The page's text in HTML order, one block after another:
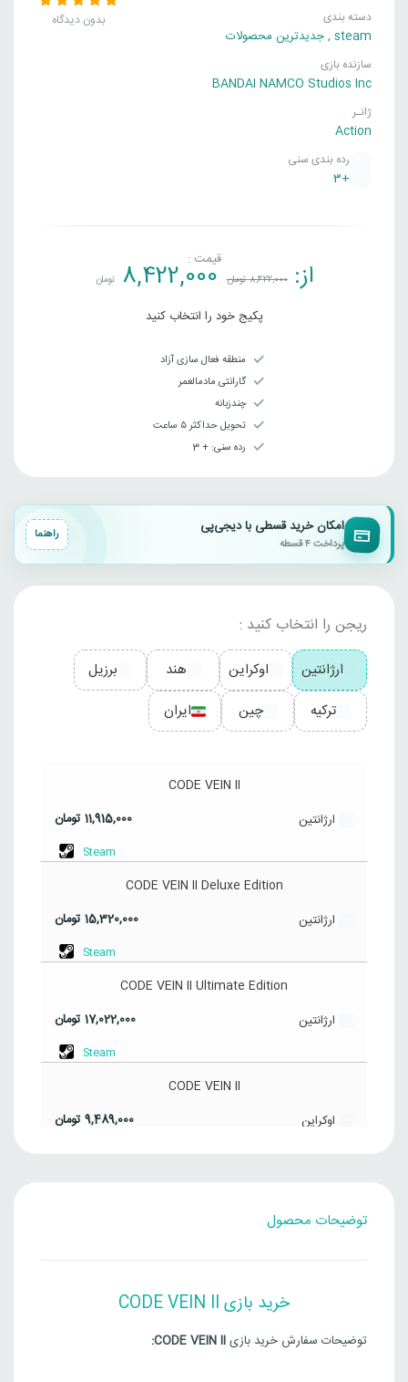
دسته بندی
steam
,جدیدترین محصولات
سازنده بازی
BANDAI NAMCO Studios Inc
ژانـر
Action
رده بندی سنی
+3
بدون دیدگاه
قیمت : از:8,422,000تومان 8,422,000 تومان
پکیج خود را انتخاب کنید
منطقه فعال سازی آزاد
گارانتی مادمالعمر
چندزبانه
تحویل حداکثر ۵ ساعت
رده سنی‌: + 3
امکان خرید قسطی با دیجی‌پی
پرداخت ۴ قسطه
راهنما
ریجن را انتخاب کنید :
ارژانتین اوکراین هند
برزیل
ترکیه
چین ایران
ارژانتین
CODE VEIN II
11,915,000تومان
Steam
ارژانتین
CODE VEIN II Deluxe Edition
15,320,000تومان
Steam
ارژانتین
CODE VEIN II Ultimate Edition
17,022,000تومان
Steam
اوکراین
CODE VEIN II
9,489,000تومان
اوکراین
توضیحات محصول
خرید بازی CODE VEIN II
توضیحات سفارش خرید بازیCODE VEIN II: